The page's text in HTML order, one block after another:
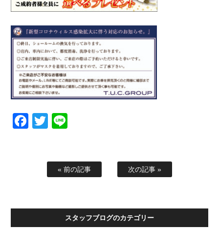
Facebook
Twitter
« 前の記事 次の記事 »
スタッフブログのカテゴリー